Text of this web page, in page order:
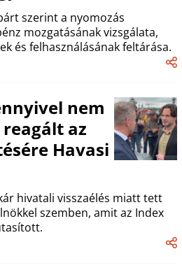
szerint a nyomozás
mozgatásának vizsgálata,
és felhasználásának feltárása.
nem
az
Havasi
hivatali visszaélés miatt tett
szemben, amit az Index